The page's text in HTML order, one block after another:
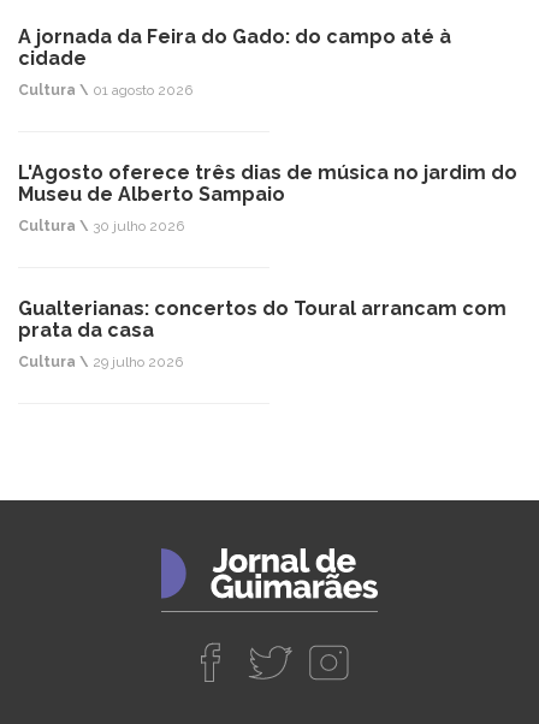
A jornada da Feira do Gado: do campo até à
cidade
Cultura \ 01 agosto 2026
L'Agosto oferece três dias de música no jardim do
Museu de Alberto Sampaio
Cultura \ 30 julho 2026
Gualterianas: concertos do Toural arrancam com
prata da casa
Cultura \ 29 julho 2026